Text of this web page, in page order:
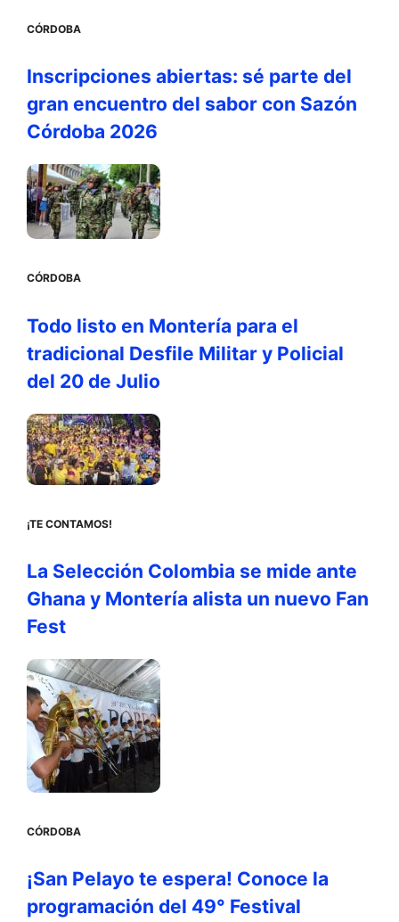
CÓRDOBA
Inscripciones abiertas: sé parte del
gran encuentro del sabor con Sazón
Córdoba 2026
CÓRDOBA
Todo listo en Montería para el
tradicional Desfile Militar y Policial
del 20 de Julio
¡TE CONTAMOS!
La Selección Colombia se mide ante
Ghana y Montería alista un nuevo Fan
Fest
CÓRDOBA
¡San Pelayo te espera! Conoce la
programación del 49° Festival